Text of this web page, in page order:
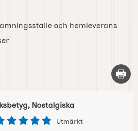
och hemleverans
Skriv
Nostalgiska
Utmärkt